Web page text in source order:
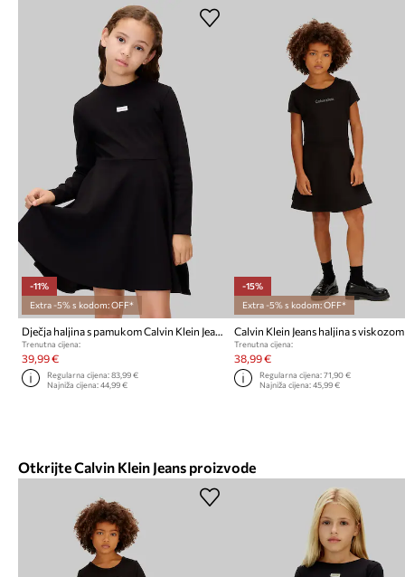
-11%
Extra -5% s kodom: OFF*
Dječja haljina s pamukom Calvin Klein Jeans
Trenutna cijena:
39,99 €
Regularna cijena:83,99 €
Najniža cijena:44,99 €
-15%
Extra -5% s kodom: OFF*
Calvin Klein Jeans haljina s viskozom
Trenutna cijena:
38,99 €
Regularna cijena: 71,90 €
Najniža cijena: 45,99 €
Otkrijte Calvin Klein Jeans proizvode